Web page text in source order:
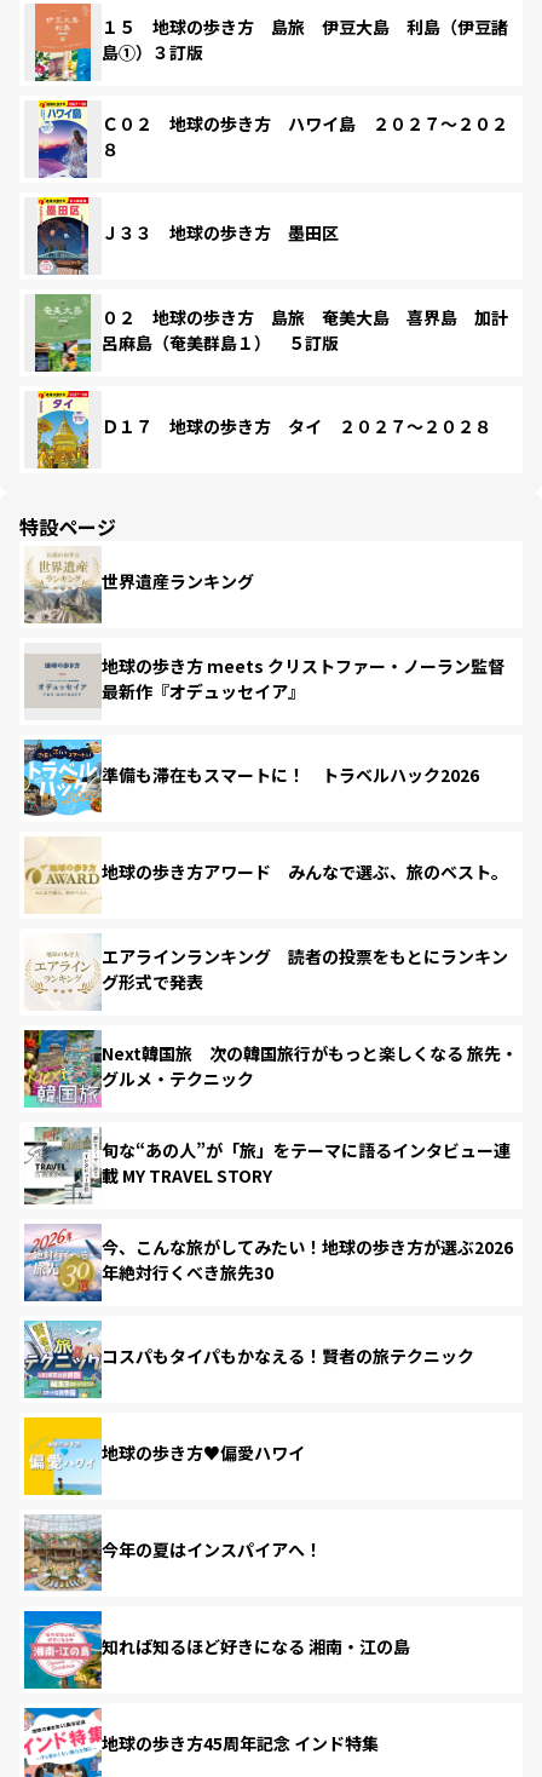
１５ 地球の歩き方 島旅 伊豆大島 利島（伊豆諸
島①）３訂版
Ｃ０２ 地球の歩き方 ハワイ島 ２０２７～２０２
８
Ｊ３３ 地球の歩き方 墨田区
０２ 地球の歩き方 島旅 奄美大島 喜界島 加計
呂麻島（奄美群島１） ５訂版
Ｄ１７ 地球の歩き方 タイ ２０２７～２０２８
特設ページ
世界遺産ランキング
地球の歩き方 meets クリストファー・ノーラン監督
最新作『オデュッセイア』
準備も滞在もスマートに！ トラベルハック2026
地球の歩き方アワード みんなで選ぶ、旅のベスト。
エアラインランキング 読者の投票をもとにランキン
グ形式で発表
Next韓国旅 次の韓国旅行がもっと楽しくなる 旅先・
グルメ・テクニック
旬な“あの人”が「旅」をテーマに語るインタビュー連
載 MY TRAVEL STORY
今、こんな旅がしてみたい！地球の歩き方が選ぶ2026
年絶対行くべき旅先30
コスパもタイパもかなえる！賢者の旅テクニック
地球の歩き方♥偏愛ハワイ
今年の夏はインスパイアへ！
知れば知るほど好きになる 湘南・江の島
地球の歩き方45周年記念 インド特集